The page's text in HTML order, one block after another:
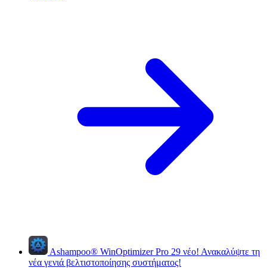
Ashampoo® WinOptimizer Pro 29 νέο! Ανακαλύψτε τη
νέα γενιά βελτιστοποίησης συστήματος!